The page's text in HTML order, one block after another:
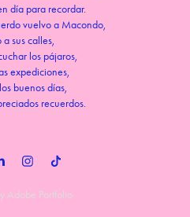
día para recordar.
vuelvo a Macondo,
sus calles,
los pájaros,
expediciones,
buenos días,
recuerdos.
Adobe Portfolio